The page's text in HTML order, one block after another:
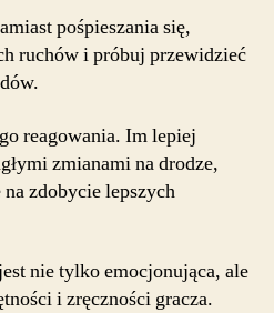
pośpieszania się,
ruchów i próbuj przewidzieć
reagowania. Im lepiej
zmianami na drodze,
zdobycie lepszych
nie tylko emocjonująca, ale
i zręczności gracza.